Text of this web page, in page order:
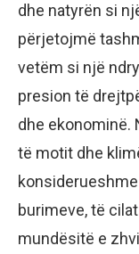
dhe natyrën si
përjetojmë
vetëm si një
presion të
dhe ekonominë.
të motit dhe
burimeve, të
mundësitë e